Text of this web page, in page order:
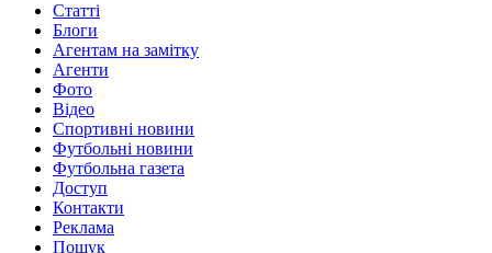
Статті
Блоги
Агентам на замітку
Агенти
Фото
Відео
Спортивні новини
Футбольні новини
Футбольна газета
Доступ
Контакти
Реклама
Пошук